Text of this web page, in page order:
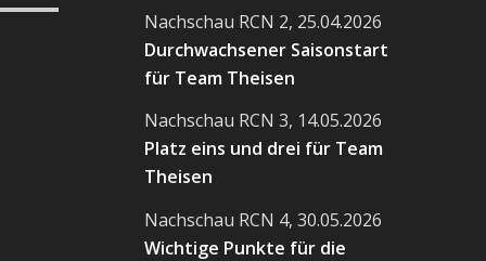
Nachschau RCN 2, 25.04.2026
Durchwachsener Saisonstart
für Team Theisen
Nachschau RCN 3, 14.05.2026
Platz eins und drei für Team
Theisen
Nachschau RCN 4, 30.05.2026
Wichtige Punkte für die